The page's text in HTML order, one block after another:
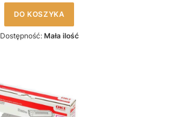
DO KOSZYKA
Dostępność: Mała ilość